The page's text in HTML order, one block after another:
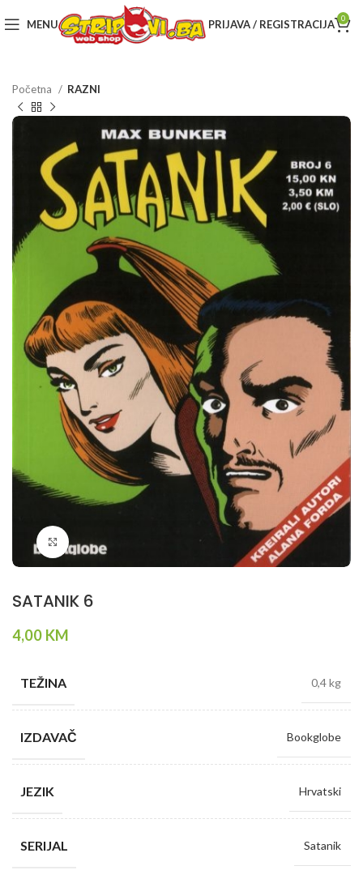
MENU PRIJAVA / REGISTRACIJA 0
Početna RAZNI
Klikni da povečaš
SATANIK 6
4,00 KM
TEŽINA 0,4 kg
IZDAVAČ Bookglobe
JEZIK Hrvatski
SERIJAL Satanik